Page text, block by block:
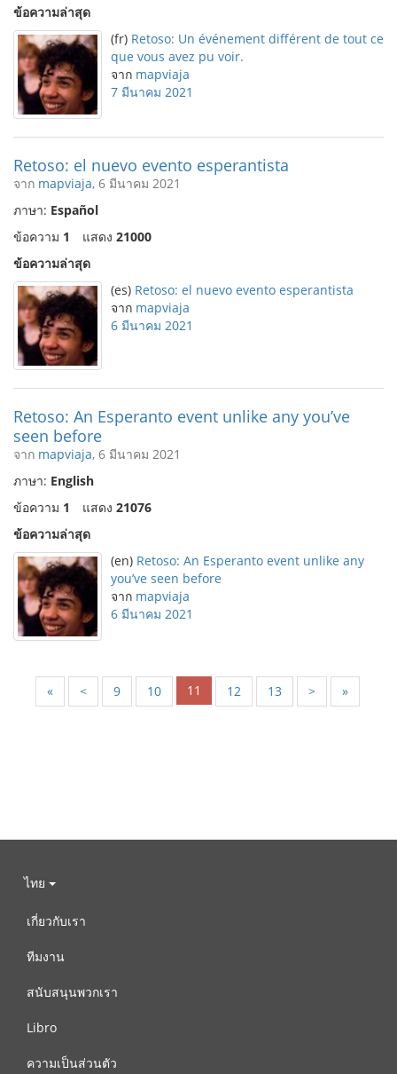
ข้อความล่าสุด
(fr) Retoso: Un événement différent de tout ce
que vous avez pu voir.
จาก mapviaja
7 มีนาคม 2021
Retoso: el nuevo evento esperantista
จาก mapviaja, 6 มีนาคม 2021
ภาษา: Español
ข้อความ 1 แสดง 21000
ข้อความล่าสุด
(es) Retoso: el nuevo evento esperantista
จาก mapviaja
6 มีนาคม 2021
Retoso: An Esperanto event unlike any you’ve
seen before
จาก mapviaja, 6 มีนาคม 2021
ภาษา: English
ข้อความ 1 แสดง 21076
ข้อความล่าสุด
(en) Retoso: An Esperanto event unlike any
you’ve seen before
จาก mapviaja
6 มีนาคม 2021
« < 9 10 11 12 13 > »
ไทย
เกี่ยวกับเรา
ทีมงาน
สนับสนุนพวกเรา
Libro
ความเป็นส่วนตัว